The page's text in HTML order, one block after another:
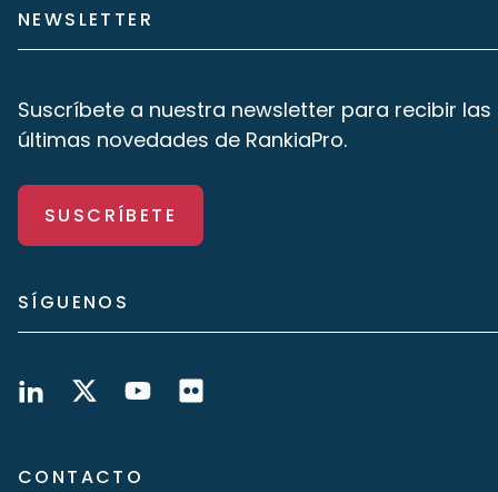
NEWSLETTER
Suscríbete a nuestra newsletter para recibir las
últimas novedades de RankiaPro.
SUSCRÍBETE
SÍGUENOS
CONTACTO